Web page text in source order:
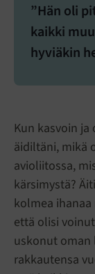
”Hän oli
kaikki
hyviäkin
Kun kasvoin
äidiltäni, mikä
avioliitossa,
kärsimystä?
kolmea
että olisi
uskonut oman
rakkautensa